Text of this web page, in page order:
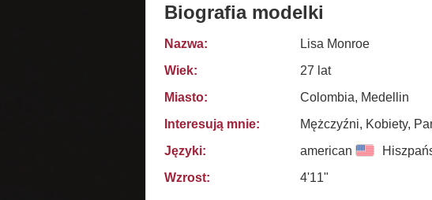
Biografia modelki
Nazwa:
Lisa Monroe
Wiek:
27 lat
Miasto:
Colombia, Medellin
Interesują mnie:
Mężczyźni, Kobiety,
Języki:
american
Wzrost: 4'11"